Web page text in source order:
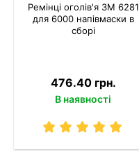
Ремінці оголів'я 3M 6281
для 6000 напівмаски в
сборі
476.40 грн.
В наявності